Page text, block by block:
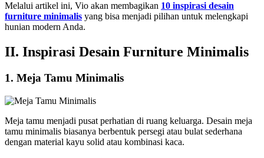
Melalui artikel ini, Vio akan membagikan 10 inspirasi desain
furniture minimalis yang bisa menjadi pilihan untuk melengkapi
hunian modern Anda.
II. Inspirasi Desain Furniture Minimalis
1. Meja Tamu Minimalis
Meja tamu menjadi pusat perhatian di ruang keluarga. Desain meja
tamu minimalis biasanya berbentuk persegi atau bulat sederhana
dengan material kayu solid atau kombinasi kaca.